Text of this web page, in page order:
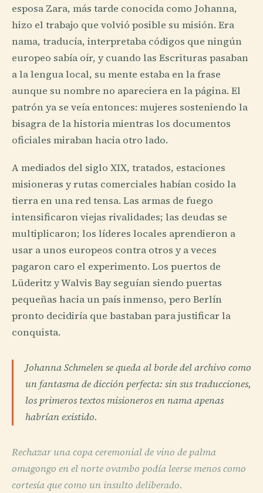
esposa Zara, más tarde conocida como Johanna,
hizo el trabajo que volvió posible su misión. Era
nama, traducía, interpretaba códigos que ningún
europeo sabía oír, y cuando las Escrituras pasaban
a la lengua local, su mente estaba en la frase
aunque su nombre no apareciera en la página. El
patrón ya se veía entonces: mujeres sosteniendo la
bisagra de la historia mientras los documentos
oficiales miraban hacia otro lado.
A mediados del siglo XIX, tratados, estaciones
misioneras y rutas comerciales habían cosido la
tierra en una red tensa. Las armas de fuego
intensificaron viejas rivalidades; las deudas se
multiplicaron; los líderes locales aprendieron a
usar a unos europeos contra otros y a veces
pagaron caro el experimento. Los puertos de
Lüderitz y Walvis Bay seguían siendo puertas
pequeñas hacia un país inmenso, pero Berlín
pronto decidiría que bastaban para justificar la
conquista.
Johanna Schmelen se queda al borde del archivo como
un fantasma de dicción perfecta: sin sus traducciones,
los primeros textos misioneros en nama apenas
habrían existido.
Rechazar una copa ceremonial de vino de palma
omagongo en el norte ovambo podía leerse menos como
cortesía que como un insulto deliberado.